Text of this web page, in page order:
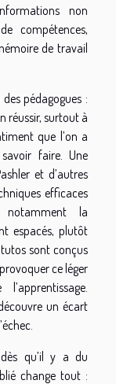
non
compétences,
de travail
pédagogues :
réussir, surtout à
que l’on a
faire. Une
et d’autres
efficaces
la
espacés, plutôt
sont conçus
ce léger
un écart
qu’il y a du
change tout :